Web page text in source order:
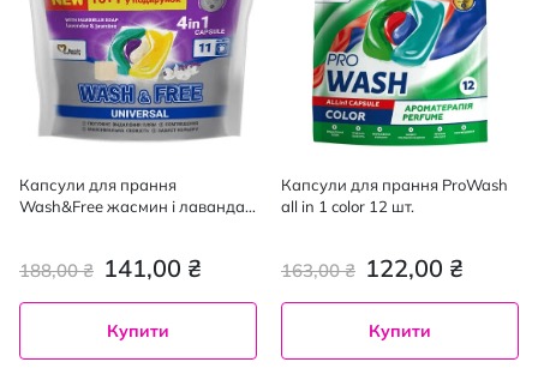
Капсули для прання
Wash&Free жасмин і лаванда з
141,00 ₴
188,00 ₴
Купити
Капсули для прання ProWash
all in 1 color 12 шт.
122,00 ₴
163,00 ₴
Купити